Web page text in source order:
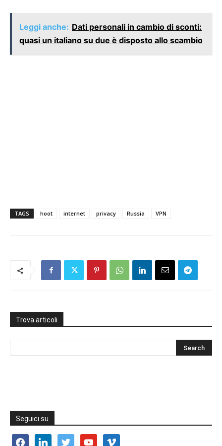
Leggi anche: Dati personali in cambio di sconti:
quasi un italiano su due è disposto allo scambio
TAGS hoot internet privacy Russia VPN
Trova articoli
Seguici su
facebooklinkedin twitter youtube vimeo